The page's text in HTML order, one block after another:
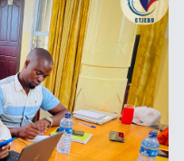
entreprenante,
d’investissement
un écosystème